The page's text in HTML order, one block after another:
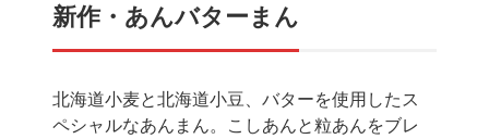
新作・あんバターまん
北海道小麦と北海道小豆、バターを使用したス
ペシャルなあんまん。こしあんと粒あんをブレ